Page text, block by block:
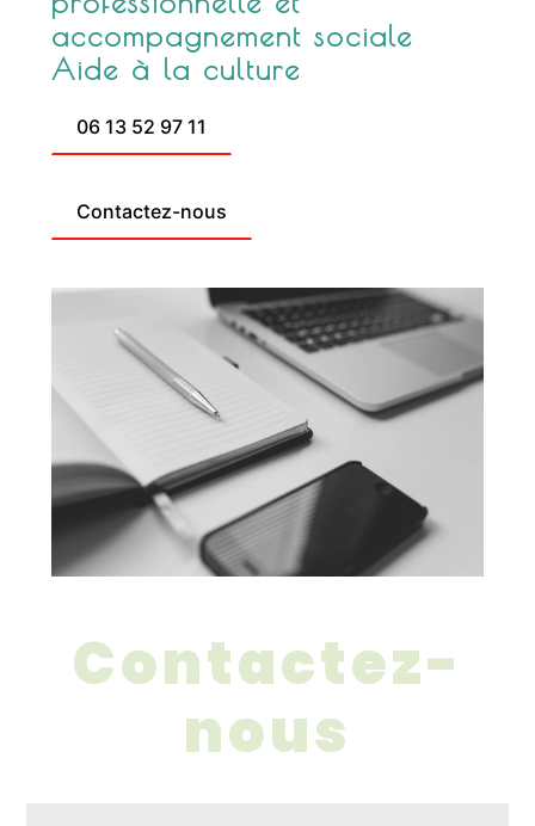
accompagnement sociale
Aide à la culture
06 13 52 97 11
Contactez-nous
Contactez-
nous